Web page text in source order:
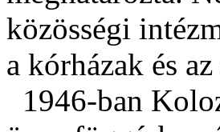
közösségi
a kórházak és
1946-ban